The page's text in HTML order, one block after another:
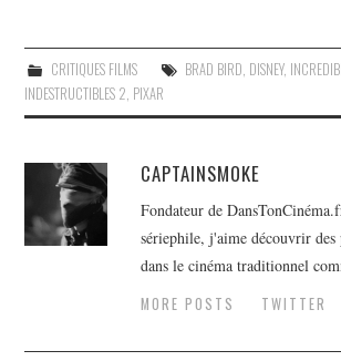
CRITIQUES FILMS BRAD BIRD, DISNEY,
INDESTRUCTIBLES 2, PIXAR
CAPTAINSMOKE
Fondateur de
sériephile, j'aime découvrir des
dans le cinéma traditionnel
MORE POSTS
TWITTER